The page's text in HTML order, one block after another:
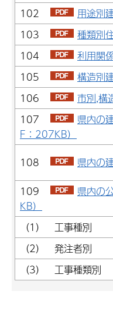
102
用途別
103
種類別
104
利用関
105
構造別
106
市別,構
107
県内の
F：207KB）
108
県内の
109
県内の
KB）
（1） 工事種別
（2） 発注者別
（3） 工事種類別